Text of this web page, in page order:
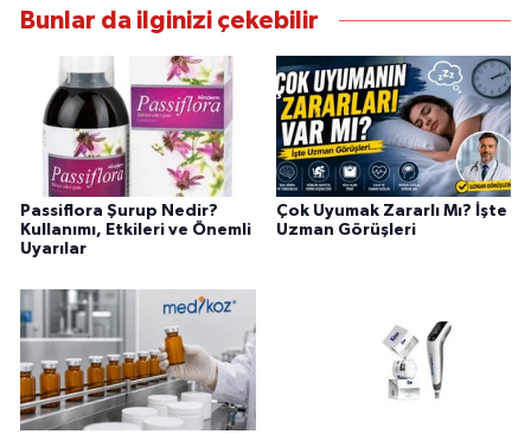
Bunlar da ilginizi çekebilir
Passiflora Şurup Nedir?
Kullanımı, Etkileri ve Önemli
Uyarılar
Çok Uyumak Zararlı Mı? İşte
Uzman Görüşleri